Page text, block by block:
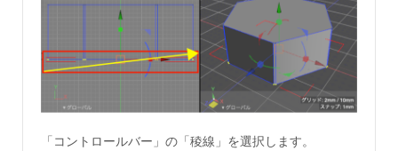
「コントロールバー」の「稜線」を選択します。